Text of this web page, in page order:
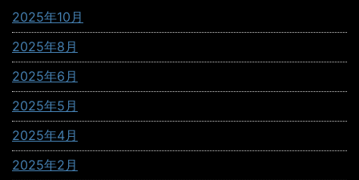
2025年10月
2025年8月
2025年6月
2025年5月
2025年4月
2025年2月